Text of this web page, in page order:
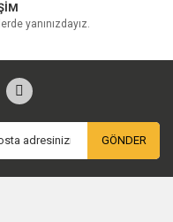
yanınızdayız.
GÖNDER